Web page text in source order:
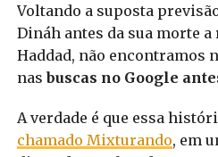
Voltando a suposta
Dináh antes da sua morte a
Haddad, não encontramos
nasbuscas no Google
A verdade é que essa
chamado Mixturando, em